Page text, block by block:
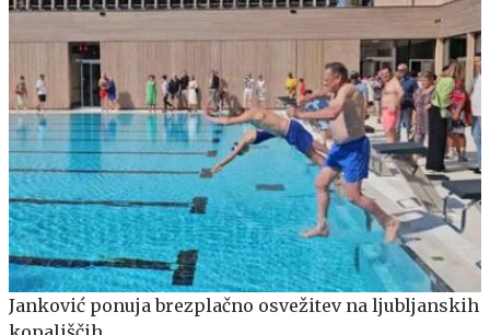
Janković ponuja brezplačno osvežitev na ljubljanskih